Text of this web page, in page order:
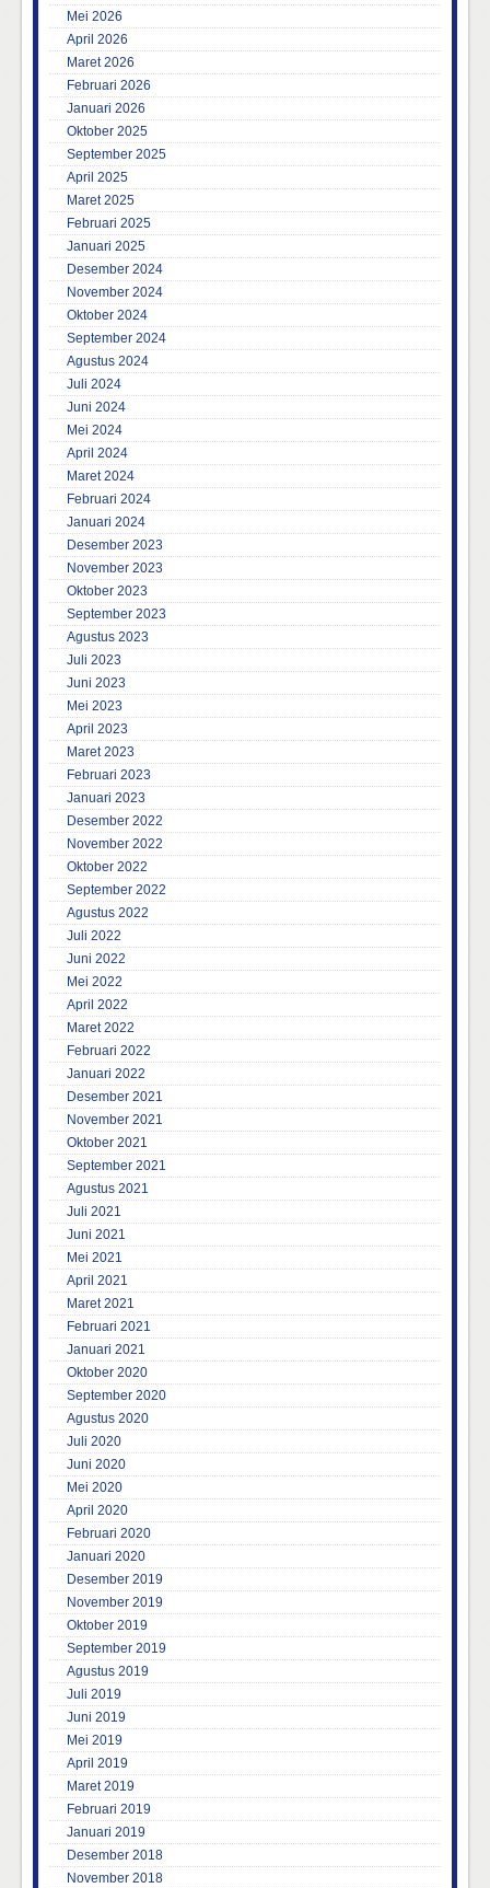
Mei 2026
April 2026
Maret 2026
Februari 2026
Januari 2026
Oktober 2025
September 2025
April 2025
Maret 2025
Februari 2025
Januari 2025
Desember 2024
November 2024
Oktober 2024
September 2024
Agustus 2024
Juli 2024
Juni 2024
Mei 2024
April 2024
Maret 2024
Februari 2024
Januari 2024
Desember 2023
November 2023
Oktober 2023
September 2023
Agustus 2023
Juli 2023
Juni 2023
Mei 2023
April 2023
Maret 2023
Februari 2023
Januari 2023
Desember 2022
November 2022
Oktober 2022
September 2022
Agustus 2022
Juli 2022
Juni 2022
Mei 2022
April 2022
Maret 2022
Februari 2022
Januari 2022
Desember 2021
November 2021
Oktober 2021
September 2021
Agustus 2021
Juli 2021
Juni 2021
Mei 2021
April 2021
Maret 2021
Februari 2021
Januari 2021
Oktober 2020
September 2020
Agustus 2020
Juli 2020
Juni 2020
Mei 2020
April 2020
Februari 2020
Januari 2020
Desember 2019
November 2019
Oktober 2019
September 2019
Agustus 2019
Juli 2019
Juni 2019
Mei 2019
April 2019
Maret 2019
Februari 2019
Januari 2019
Desember 2018
November 2018